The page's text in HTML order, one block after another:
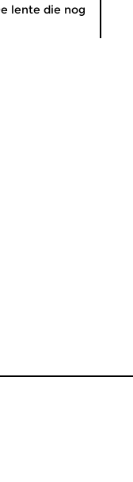
lente die nog